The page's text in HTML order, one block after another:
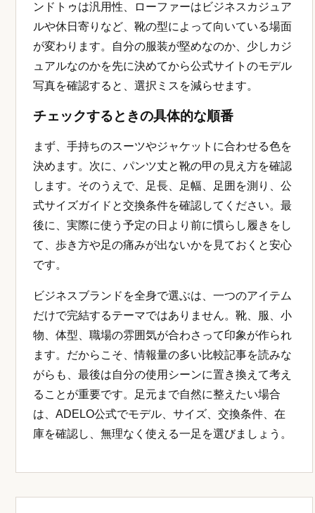
ンドトゥは汎用性、ローファーはビジネスカジュア
ルや休日寄りなど、靴の型によって向いている場面
が変わります。自分の服装が堅めなのか、少しカジ
ュアルなのかを先に決めてから公式サイトのモデル
写真を確認すると、選択ミスを減らせます。
チェックするときの具体的な順番
まず、手持ちのスーツやジャケットに合わせる色を
決めます。次に、パンツ丈と靴の甲の見え方を確認
します。そのうえで、足長、足幅、足囲を測り、公
式サイズガイドと交換条件を確認してください。最
後に、実際に使う予定の日より前に慣らし履きをし
て、歩き方や足の痛みが出ないかを見ておくと安心
です。
ビジネスブランドを全身で選ぶは、一つのアイテム
だけで完結するテーマではありません。靴、服、小
物、体型、職場の雰囲気が合わさって印象が作られ
ます。だからこそ、情報量の多い比較記事を読みな
がらも、最後は自分の使用シーンに置き換えて考え
ることが重要です。足元まで自然に整えたい場合
は、ADELO公式でモデル、サイズ、交換条件、在
庫を確認し、無理なく使える一足を選びましょう。